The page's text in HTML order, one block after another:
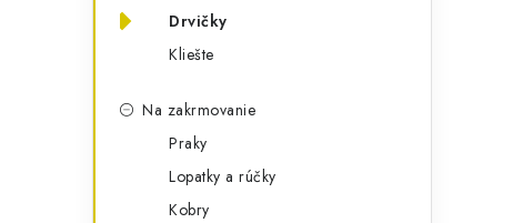
Drvičky
Kliešte
Na zakrmovanie
Praky
Lopatky a rúčky
Kobry